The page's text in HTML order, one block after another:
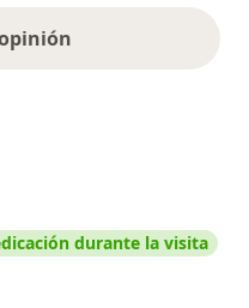
durante la visita